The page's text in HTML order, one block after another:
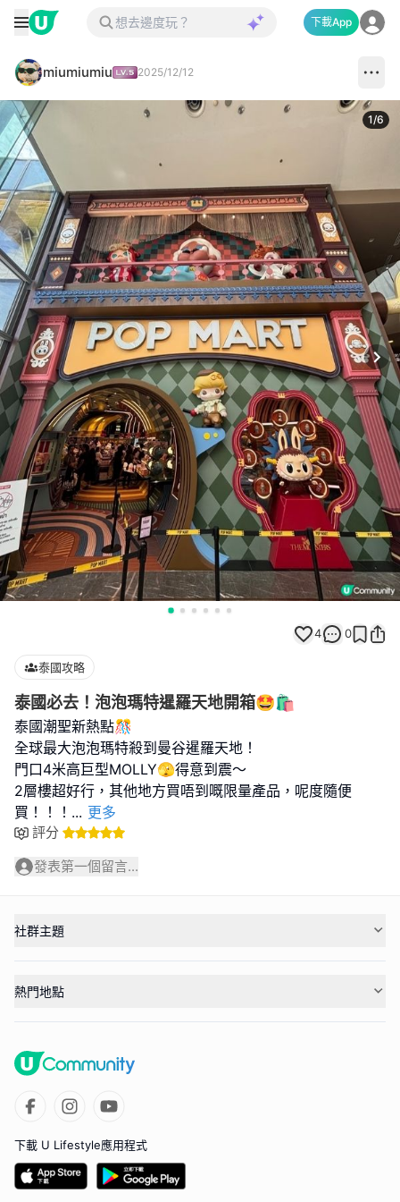
下載App
miumiumiu 2025/12/12
1/6
4 0
泰國攻略
泰國必去！泡泡瑪特暹羅天地開箱🤩🛍️
泰國潮聖新熱點🎊
全球最大泡泡瑪特殺到曼谷暹羅天地！
門口4米高巨型MOLLY🫣得意到震～
2層樓超好行，其他地方買唔到嘅限量產品，呢度隨便
買！！！ ... 更多
評分
發表第一個留言...
社群主題
熱門地點
下載 U Lifestyle應用程式